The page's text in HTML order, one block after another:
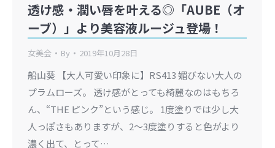
透け感・潤い唇を叶える◎「AUBE（オ
ーブ）」より美容液ルージュ登場！
女美会 By 2019年10月28日
船山葵 【大人可愛い印象に】RS413 媚びない大人の
プラムローズ。 透け感がとっても綺麗なのはもちろ
ん、“THE ピンク”という感じ。 1度塗りでは少し大
人っぽさもありますが、2〜3度塗りすると色がより
濃く出て、とって…